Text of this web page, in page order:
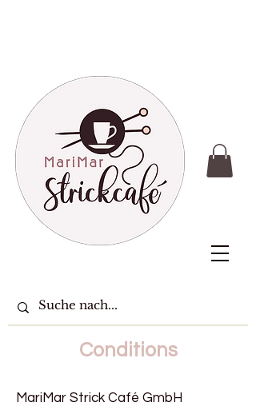
Conditions
MariMar Strick Café GmbH